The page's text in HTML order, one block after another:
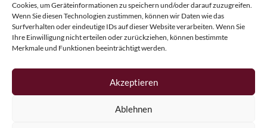
Cookies, um Geräteinformationen zu speichern und/oder darauf zuzugreifen.
Wenn Sie diesen Technologien zustimmen, können wir Daten wie das
Surfverhalten oder eindeutige IDs auf dieser Website verarbeiten. Wenn Sie
Ihre Einwilligung nicht erteilen oder zurückziehen, können bestimmte
Merkmale und Funktionen beeinträchtigt werden.
Akzeptieren
Ablehnen
94166 Stubenberg
Deutschland
Tel.:+49 (0)8574 - 91 97 79
info@pfingstrosen.eu
Copyright © 2026 Magic Garden Paeonies. Rottaler